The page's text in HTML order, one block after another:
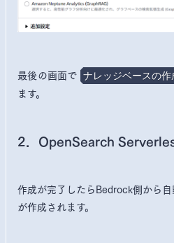
最後の画面で ナレッジベースの作
ます。
2．OpenSearch
作成が完了したらBedrock側から
が作成されます。